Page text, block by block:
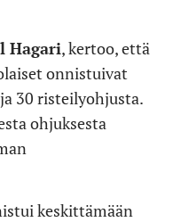
Hagari, kertoo, että
onnistuivat
30 risteilyohjusta.
ohjuksesta
keskittämään